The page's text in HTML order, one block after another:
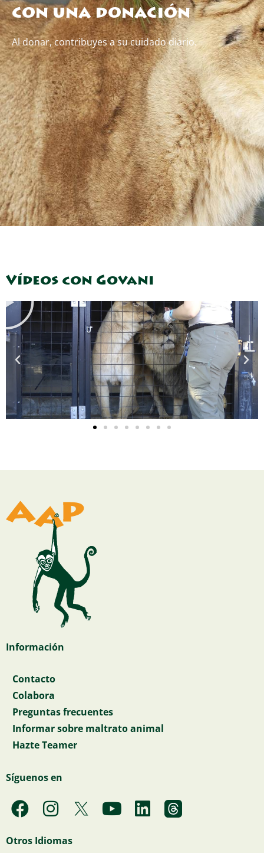
con una donación
Al donar, contribuyes a su cuidado diario.
Vídeos con Govani
Reproducir
Información
Contacto
Colabora
Preguntas frecuentes
Informar sobre maltrato animal
Hazte Teamer
Síguenos en
F
a
c
I
n
s
Y
o
L
i
Otros Idiomas